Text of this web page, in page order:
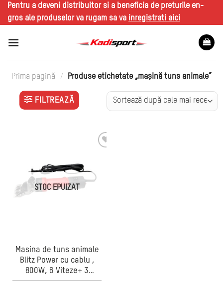
SkipPentru a deveni distribuitor si a beneficia de preturile en-
gros ale produselor va rugam sa va inregistrati aici
Prima pagină / Produse etichetate „mașină tuns animale”
FILTREAZĂ
STOC EPUIZAT
Masina de tuns animale
Blitz Power cu cablu ,
800W, 6 Viteze+ 3
accesorii